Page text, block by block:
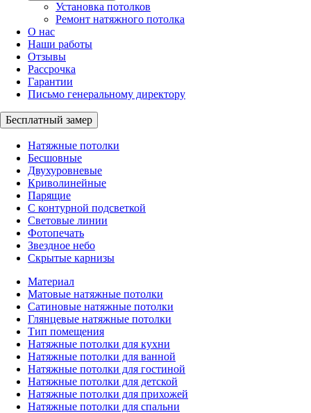
Установка потолков
Ремонт натяжного потолка
О нас
Наши работы
Отзывы
Рассрочка
Гарантии
Письмо генеральному директору
Бесплатный замер
Натяжные потолки
Бесшовные
Двухуровневые
Криволинейные
Парящие
С контурной подсветкой
Световые линии
Фотопечать
Звездное небо
Скрытые карнизы
Материал
Матовые натяжные потолки
Сатиновые натяжные потолки
Глянцевые натяжные потолки
Тип помещения
Натяжные потолки для кухни
Натяжные потолки для ванной
Натяжные потолки для гостиной
Натяжные потолки для детской
Натяжные потолки для прихожей
Натяжные потолки для спальни